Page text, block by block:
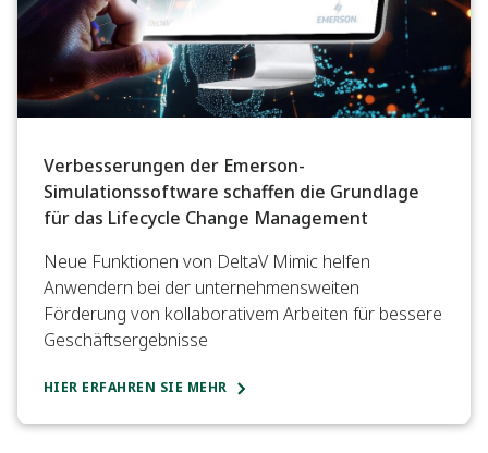
Verbesserungen der Emerson-
Simulationssoftware schaffen die Grundlage
für das Lifecycle Change Management
Neue Funktionen von DeltaV Mimic helfen
Anwendern bei der unternehmensweiten
Förderung von kollaborativem Arbeiten für bessere
Geschäftsergebnisse
HIER ERFAHREN SIE MEHR